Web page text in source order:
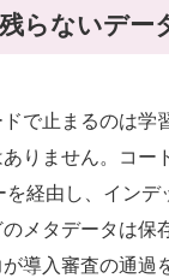
らないデー
で止まるのは学
りません。コー
経由し、インデ
メタデータは保
導入審査の通過